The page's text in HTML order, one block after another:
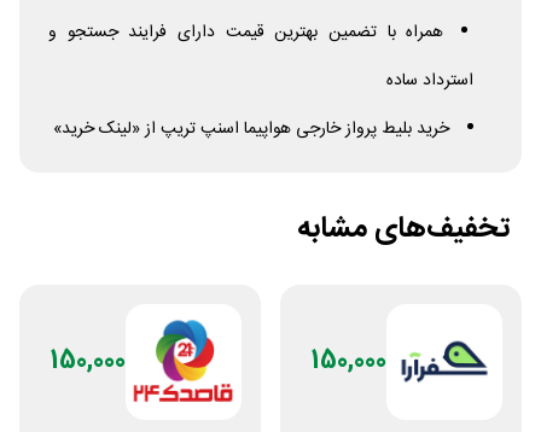
همراه با تضمین بهترین قیمت دارای فرایند جستجو و
استرداد ساده
خرید بلیط پرواز خارجی هواپیما اسنپ تریپ از «لینک خرید»
تخفیف‌های مشابه
150,000
150,000